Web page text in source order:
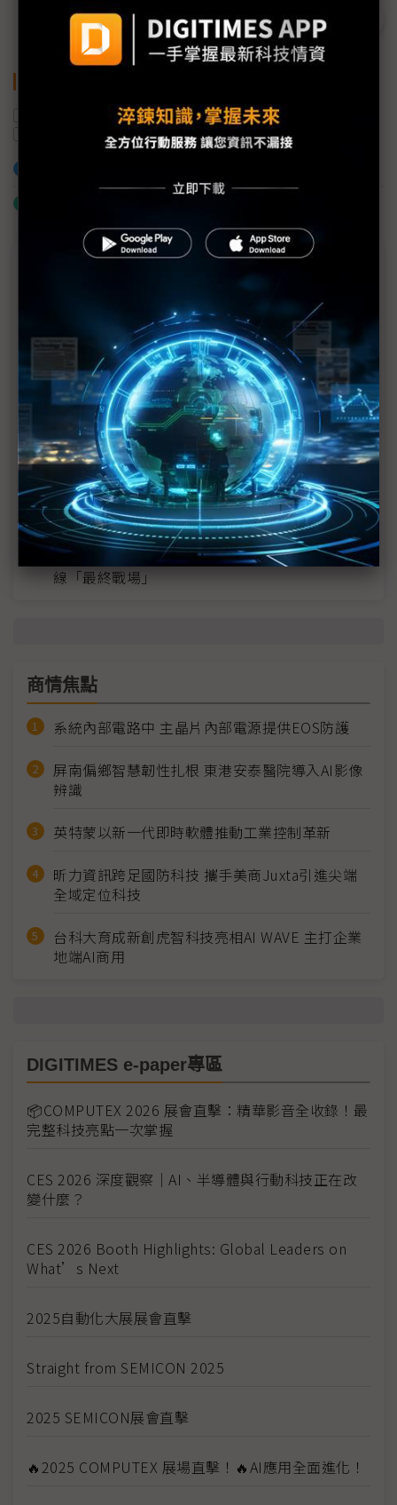
智慧醫療 AI
AI醫療影像
MLCC訂單過熱、出貨比創高 村田示警全球AI基
建熱潮將趨緩
2027全年記憶體產能提前售罄 買家「祕而不
宣」只怕買不夠
英特爾EMIB良率達標 聯發科第2代ASIC產品
2028準時量產
SpaceX晶片採購大轉向 Elon Musk捨超微全面
採用NVIDIA
光進銅退更明確？ 聯發科估SerDes 448G為銅
線「最終戰場」
商情焦點
系統內部電路中 主晶片內部電源提供EOS防護
屏南偏鄉智慧韌性扎根 東港安泰醫院導入AI影像
辨識
英特蒙以新一代即時軟體推動工業控制革新
昕力資訊跨足國防科技 攜手美商Juxta引進尖端
全域定位科技
台科大育成新創虎智科技亮相AI WAVE 主打企業
地端AI商用
DIGITIMES e-paper專區
📦COMPUTEX 2026 展會直擊：精華影音全收錄！最
完整科技亮點一次掌握
CES 2026 深度觀察｜AI、半導體與行動科技正在改
變什麼？
CES 2026 Booth Highlights: Global Leaders on
What’s Next
2025自動化大展展會直擊
Straight from SEMICON 2025
2025 SEMICON展會直擊
🔥2025 COMPUTEX 展場直擊！🔥AI應用全面進化！